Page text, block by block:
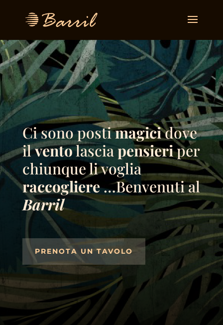
Ci sono postimagicidove
ilventolasciapensieriper
chiunque li voglia
raccogliere…Benvenuti al
Barril
PRENOTA UN TAVOLO